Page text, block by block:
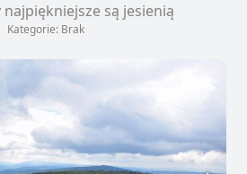
są jesienią
Kategorie: Brak